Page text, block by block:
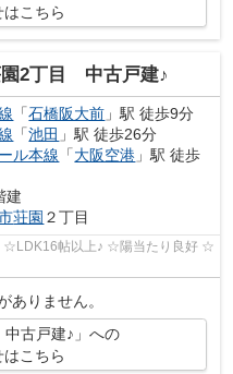
こちら
2丁目 中古戸建♪
「石橋阪大前 」駅 徒歩9分
「池田 」駅 徒歩26分
ル本線 「大阪空港 」駅 徒歩
建
荘園 ２丁目
☆LDK16帖以上♪ ☆陽当たり良好 ☆
ありません。
古戸建♪」への
こちら